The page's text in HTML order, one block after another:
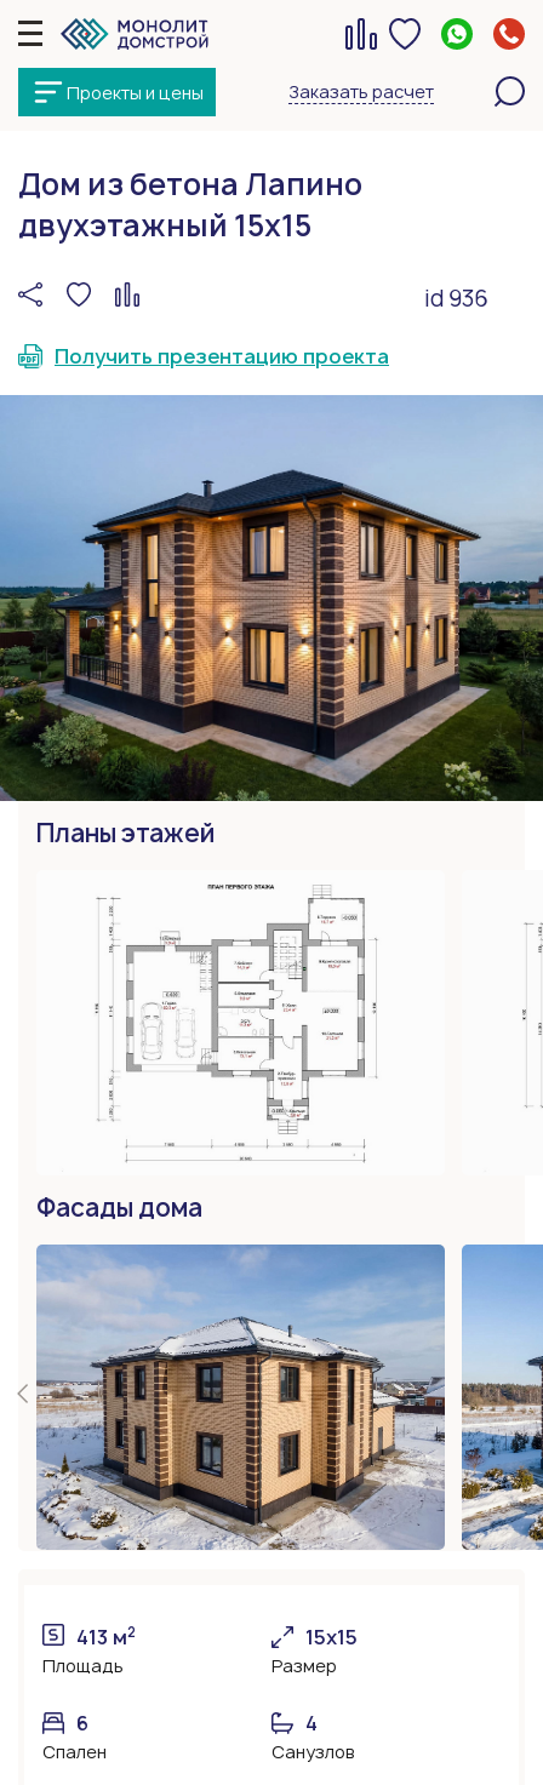
Проекты и цены Заказать расчет
Дом из бетона Лапино
двухэтажный 15х15
id 936
Получить презентацию проекта
Планы этажей
Фасады дома
413 м2
Площадь
15х15
Размер
6
Спален
4
Санузлов